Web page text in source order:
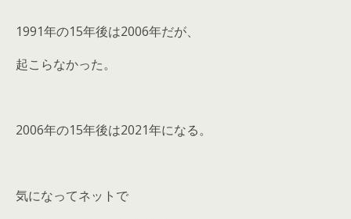
1991年の15年後は2006年だが、
起こらなかった。
2006年の15年後は2021年になる。
気になってネットで